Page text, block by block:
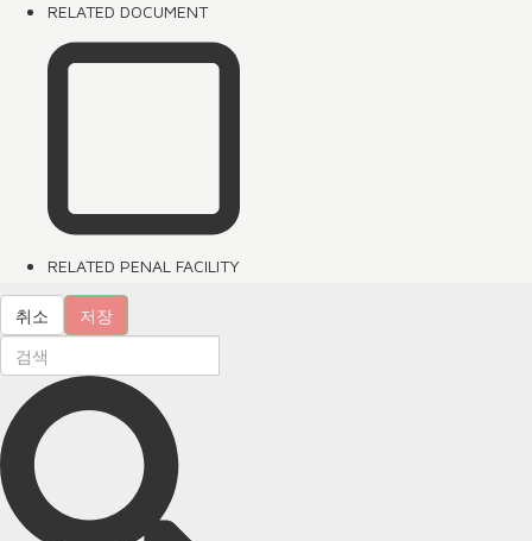
RELATED DOCUMENT
RELATED PENAL FACILITY
취소 저장